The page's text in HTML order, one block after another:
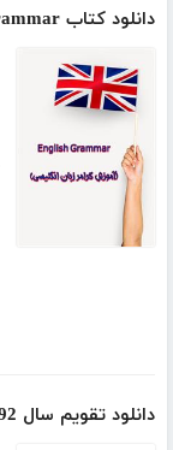
دانلود کتاب English Grammar (آموزش گرامر زبان انگلیسی)
دانلود تقویم سال 1392